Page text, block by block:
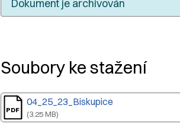
Dokument je archivován
Nadpis článku
Soubory ke stažení
04_25_23_Biskupice
(3.25 MB)